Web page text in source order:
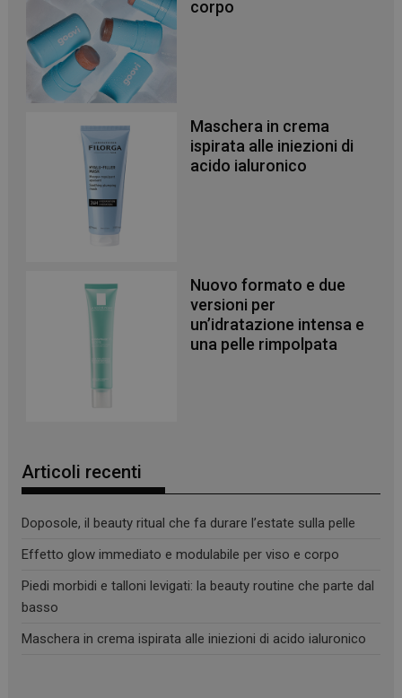
corpo
Maschera in crema
ispirata alle iniezioni di
acido ialuronico
Nuovo formato e due
versioni per
un’idratazione intensa e
una pelle rimpolpata
Articoli recenti
Doposole, il beauty ritual che fa durare l’estate sulla pelle
Effetto glow immediato e modulabile per viso e corpo
Piedi morbidi e talloni levigati: la beauty routine che parte dal
basso
Maschera in crema ispirata alle iniezioni di acido ialuronico